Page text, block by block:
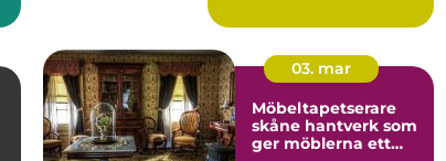
03. mar
Möbeltapetserare
skåne hantverk som
ger möblerna ett